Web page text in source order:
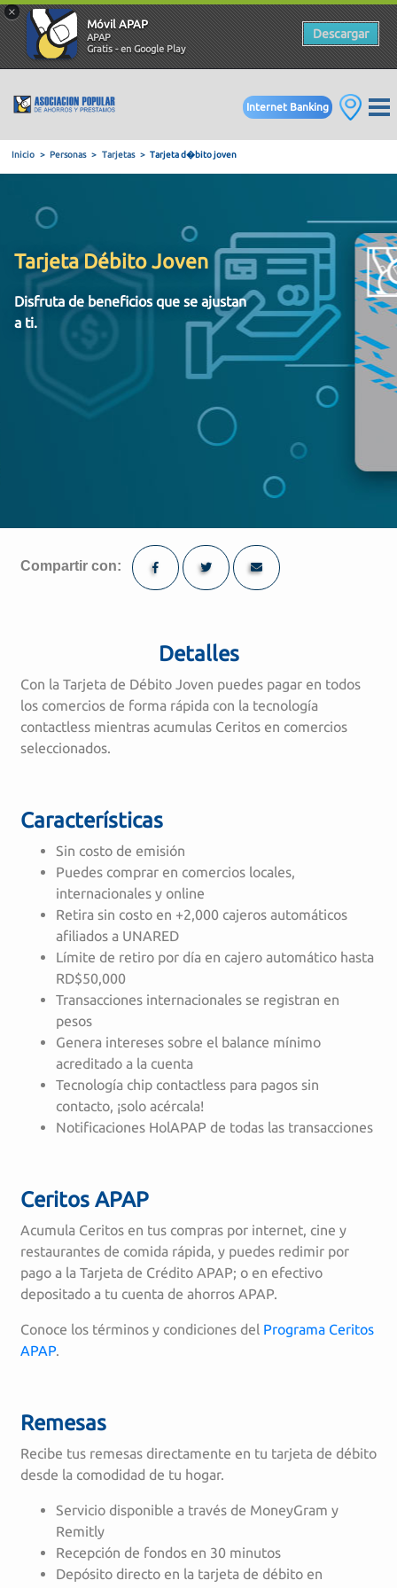
×
Móvil APAP
APAP
Gratis - en Google Play
Descargar
Internet Banking
Inicio
Tarjeta Débito Joven
Disfruta de beneficios que se ajustan
a ti.
Compartir con:
Detalles
Con la Tarjeta de Débito Joven puedes pagar en todos
los comercios de forma rápida con la tecnología
contactless mientras acumulas Ceritos en comercios
seleccionados.
Características
Sin costo de emisión
Puedes comprar en comercios locales,
internacionales y online
Retira sin costo en +2,000 cajeros automáticos
afiliados a UNARED
Límite de retiro por día en cajero automático hasta
RD$50,000
Transacciones internacionales se registran en
pesos
Genera intereses sobre el balance mínimo
acreditado a la cuenta
Tecnología chip contactless para pagos sin
contacto, ¡solo acércala!
Notificaciones HolAPAP de todas las transacciones
Ceritos APAP
Acumula Ceritos en tus compras por internet, cine y
restaurantes de comida rápida, y puedes redimir por
pago a la Tarjeta de Crédito APAP; o en efectivo
depositado a tu cuenta de ahorros APAP.
Conoce los términos y condiciones del Programa Ceritos
APAP.
Remesas
Recibe tus remesas directamente en tu tarjeta de débito
desde la comodidad de tu hogar.
Servicio disponible a través de MoneyGram y
Remitly
Recepción de fondos en 30 minutos
Depósito directo en la tarjeta de débito en